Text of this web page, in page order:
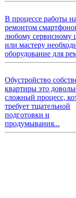
В процессе работы
ремонтом
любому сервисному
или мастеру
оборудование для
Обустройство
квартиры это
сложный процесс,
требует тщательной
подготовки и
продумывания...